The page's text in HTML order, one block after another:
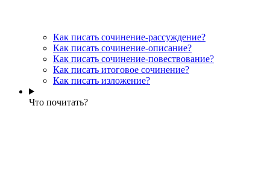
Как писать сочинение-рассуждение?
Как писать сочинение-описание?
Как писать сочинение-повествование?
Как писать итоговое сочинение?
Как писать изложение?
Что почитать?